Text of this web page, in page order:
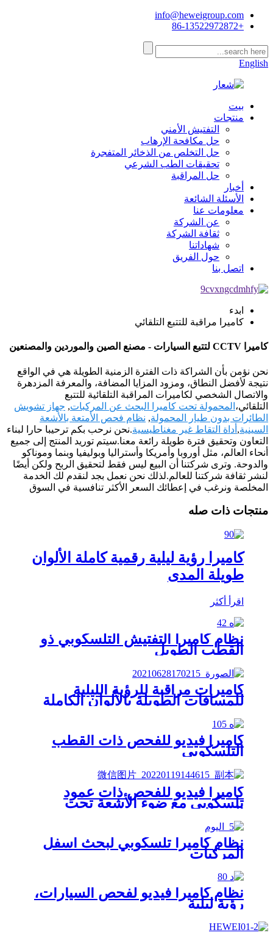
info@heweigroup.com
+86-13522972872
English
بيت
منتجات
التفتيش الأمني
حل مكافحة الإرهاب
حل التخلص من الذخائر المتفجرة
تحقيقات الطب الشرعي
حل المراقبة
أخبار
الأسئلة الشائعة
معلومات عنا
عن الشركة
ثقافة الشركة
شهاداتنا
حول الفريق
اتصل بنا
ابدء
كاميرا مراقبة للتتبع التلقائي
كاميرا CCTV لتتبع السيارات - مصنع الصين والموردين والمصنعين
نحن نؤمن بأن الشراكة ذات الفترة الزمنية الطويلة هي في الواقع
نتيجة لأفضل النطاق، ومزود المزايا المضافة، والمعرفة المزدهرة
والاتصال الشخصي لكاميرات المراقبة التلقائية للتتبع
التلقائي، المحمولة تحت كاميرا البحث عن المركبات, جهاز تشويش
الطائرات بدون طيار المحمولة, نظام فحص الأمتعة بالأشعة
السينية, أداة التقاط غير مغناطيسية.نحن نرحب بكم ترحيبا حارا لبناء
التعاون وتحقيق فترة طويلة رائعة معنا.سيتم توريد المنتج إلى جميع
أنحاء العالم، مثل أوروبا وأمريكا وأستراليا وبوليفيا وبنما وموناكو
والدوحة. وترى شركتنا أن البيع ليس فقط لتحقيق الربح ولكن أيضًا
لنشر ثقافة شركتنا للعالم.لذلك نحن نعمل بجد لنقدم لك الخدمة
المخلصة ونرغب في إعطائك السعر الأكثر تنافسية في السوق
منتجات ذات صله
كاميرا رؤية ليلية رقمية كاملة الألوان
طويلة المدى
اقرأ أكثر
نظام كاميرا التفتيش التلسكوبي ذو
القطب الطويل
كاميرات مراقبة للرؤية الليلية
للمسافات الطويلة بالألوان الكاملة
كاميرا فيديو للفحص ذات القطب
التلسكوبي
كاميرا فيديو للفحص ذات عمود
تلسكوبي مع ضوء الأشعة تحت
الحمراء
نظام كاميرا تلسكوبي لبحث اسفل
المركبات
نظام كاميرا فيديو لفحص السيارات،
رؤية ليلية